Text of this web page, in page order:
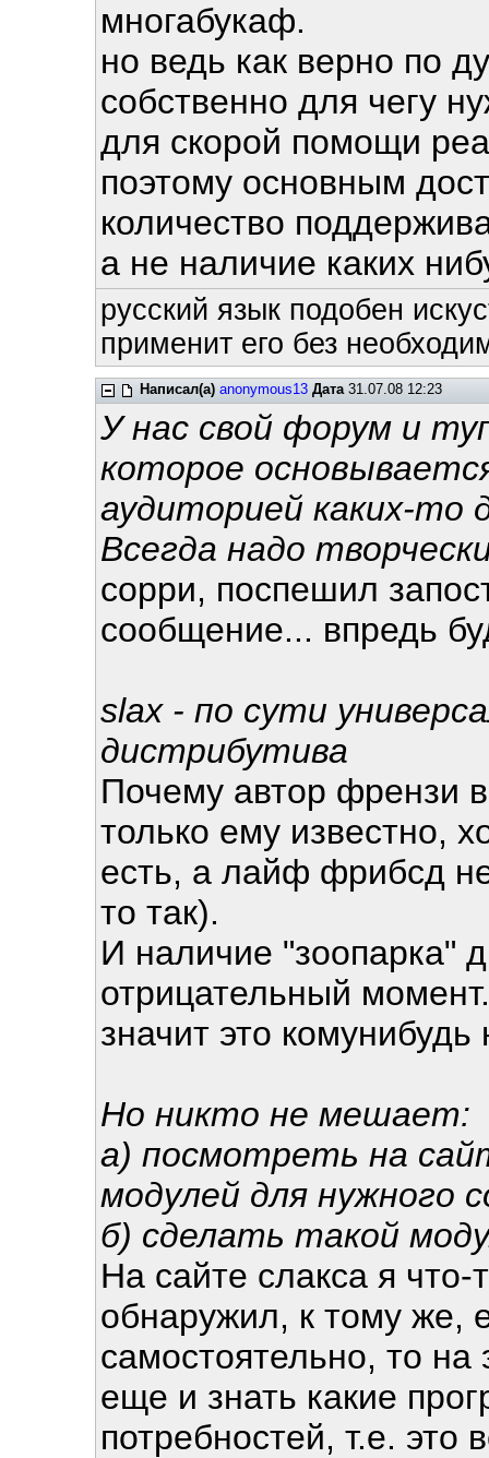
многабукаф.
но ведь как верно по
собственно для чегу
для скорой помощи
поэтому основным
количество
а не наличие каких
русский язык подобен
применит его без
Написал(а) anonymous13 Дата31.07.08 12:23
У нас свой форум и
которое
аудиторией каких-то
Всегда надо
сорри, поспешил
сообщение... впредь
slax - по сути
дистрибутива
Почему автор френзи
только ему известно,
есть, а лайф фрибсд
то так).
И наличие "зоопарка"
отрицательный
значит это комунибудь
Но никто не мешает:
а) посмотреть на
модулей для нужного
б) сделать такой
На сайте слакса я
обнаружил, к тому же,
самостоятельно, то
еще и знать какие
потребностей, т.е.